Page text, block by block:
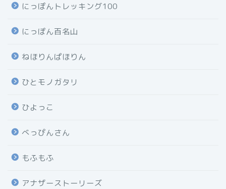
にっぽんトレッキング100
にっぽん百名山
ねほりんぱほりん
ひとモノガタリ
ひよっこ
べっぴんさん
もふもふ
アナザーストーリーズ